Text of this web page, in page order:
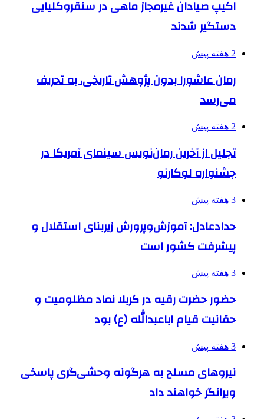
اکیپ صیادان غیرمجاز ماهی در سنقروکلیایی
دستگیر شدند
2 هفته پیش
رمان عاشورا بدون پژوهش تاریخی، به تحریف
می‌رسد
2 هفته پیش
تجلیل از آخرین رمان‌نویس سینمای آمریکا در
جشنواره لوکارنو
3 هفته پیش
حدادعادل: آموزش‌وپرورش زیربنای استقلال و
پیشرفت کشور است
3 هفته پیش
حضور حضرت رقیه در کربلا نماد مظلومیت و
حقانیت قیام اباعبدالله (ع) بود
3 هفته پیش
نیروهای مسلح به هرگونه وحشی‌گری پاسخی
ویرانگر خواهند داد